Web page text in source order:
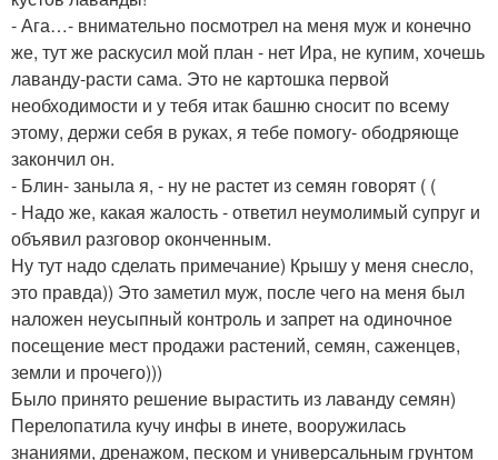
- Ага…- внимательно посмотрел на меня муж и конечно
же, тут же раскусил мой план - нет Ира, не купим, хочешь
лаванду-расти сама. Это не картошка первой
необходимости и у тебя итак башню сносит по всему
этому, держи себя в руках, я тебе помогу- ободряюще
закончил он.
- Блин- заныла я, - ну не растет из семян говорят ( (
- Надо же, какая жалость - ответил неумолимый супруг и
объявил разговор оконченным.
Ну тут надо сделать примечание) Крышу у меня снесло,
это правда)) Это заметил муж, после чего на меня был
наложен неусыпный контроль и запрет на одиночное
посещение мест продажи растений, семян, саженцев,
земли и прочего)))
Было принято решение вырастить из лаванду семян)
Перелопатила кучу инфы в инете, вооружилась
знаниями, дренажом, песком и универсальным грунтом